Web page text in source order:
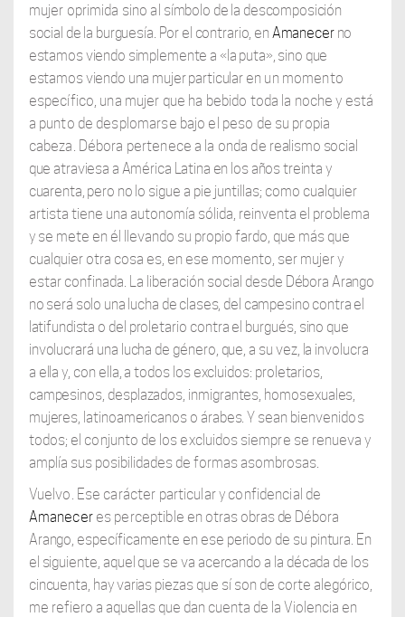
mujer oprimida sino al símbolo de la descomposición
social de la burguesía. Por el contrario, en Amanecerno
estamos viendo simplemente a «la puta», sino que
estamos viendo una mujer particular en un momento
específico, una mujer que ha bebido toda la noche y está
a punto de desplomarse bajo el peso de su propia
cabeza. Débora pertenece a la onda de realismo social
que atraviesa a América Latina en los años treinta y
cuarenta, pero no lo sigue a pie juntillas; como cualquier
artista tiene una autonomía sólida, reinventa el problema
y se mete en él llevando su propio fardo, que más que
cualquier otra cosa es, en ese momento, ser mujer y
estar confinada. La liberación social desde Débora Arango
no será solo una lucha de clases, del campesino contra el
latifundista o del proletario contra el burgués, sino que
involucrará una lucha de género, que, a su vez, la involucra
a ella y, con ella, a todos los excluidos: proletarios,
campesinos, desplazados, inmigrantes, homosexuales,
mujeres, latinoamericanos o árabes. Y sean bienvenidos
todos; el conjunto de los excluidos siempre se renueva y
amplía sus posibilidades de formas asombrosas.
Vuelvo. Ese carácter particular y confidencial de
Amaneceres perceptible en otras obras de Débora
Arango, específicamente en ese periodo de su pintura. En
el siguiente, aquel que se va acercando a la década de los
cincuenta, hay varias piezas que sí son de corte alegórico,
me refiero a aquellas que dan cuenta de la Violencia en